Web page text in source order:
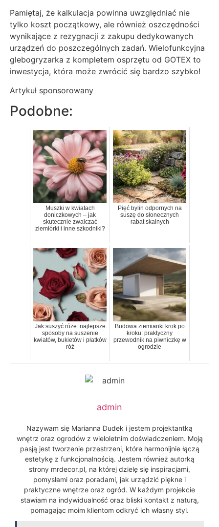
Pamiętaj, że kalkulacja powinna uwzględniać nie
tylko koszt początkowy, ale również oszczędności
wynikające z rezygnacji z zakupu dedykowanych
urządzeń do poszczególnych zadań. Wielofunkcyjna
glebogryzarka z kompletem osprzętu od GOTEX to
inwestycja, która może zwrócić się bardzo szybko!
Artykuł sponsorowany
Podobne:
Muszki w kwiatach
doniczkowych – jak
skutecznie zwalczać
ziemiórki i inne szkodniki?
Pięć bylin odpornych na
suszę do słonecznych
rabat skalnych
Jak suszyć róże: najlepsze
sposoby na suszenie
kwiatów, bukietów i płatków
róż
Budowa ziemianki krok po
kroku: praktyczny
przewodnik na piwniczkę w
ogrodzie
admin
Nazywam się Marianna Dudek i jestem projektantką
wnętrz oraz ogrodów z wieloletnim doświadczeniem. Moją
pasją jest tworzenie przestrzeni, które harmonijnie łączą
estetykę z funkcjonalnością. Jestem również autorką
strony mrdecor.pl, na której dzielę się inspiracjami,
pomysłami oraz poradami, jak urządzić piękne i
praktyczne wnętrze oraz ogród. W każdym projekcie
stawiam na indywidualność oraz bliski kontakt z naturą,
pomagając moim klientom odkryć ich własny styl.